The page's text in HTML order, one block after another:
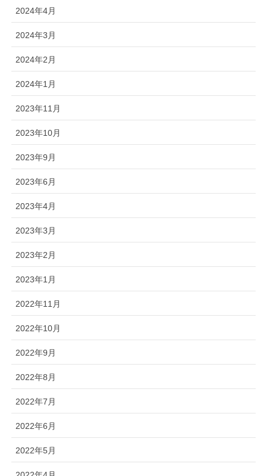
2024年4月
2024年3月
2024年2月
2024年1月
2023年11月
2023年10月
2023年9月
2023年6月
2023年4月
2023年3月
2023年2月
2023年1月
2022年11月
2022年10月
2022年9月
2022年8月
2022年7月
2022年6月
2022年5月